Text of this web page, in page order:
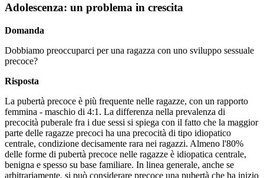
Adolescenza: un problema in crescita
Domanda
Dobbiamo preoccuparci per una ragazza con uno sviluppo sessuale
precoce?
Risposta
La pubertà precoce è più frequente nelle ragazze, con un rapporto
femmina - maschio di 4:1. La differenza nella prevalenza di
precocità puberale fra i due sessi si spiega con il fatto che la maggior
parte delle ragazze precoci ha una precocità di tipo idiopatico
centrale, condizione decisamente rara nei ragazzi. Almeno l'80%
delle forme di pubertà precoce nelle ragazze è idiopatica centrale,
benigna e spesso su base familiare. In linea generale, anche se
arbitrariamente, si può considerare precoce una pubertà che ha inizio